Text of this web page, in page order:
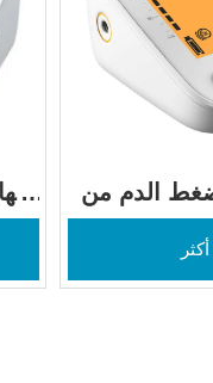
الدم من